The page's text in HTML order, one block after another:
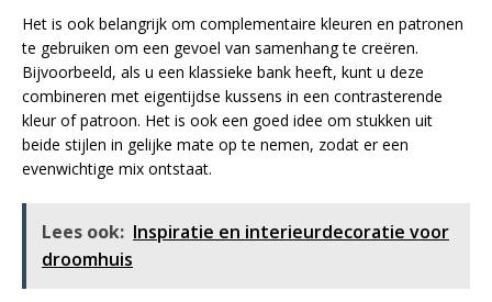
Het is ook belangrijk om complementaire kleuren en patronen
te gebruiken om een gevoel van samenhang te creëren.
Bijvoorbeeld, als u een klassieke bank heeft, kunt u deze
combineren met eigentijdse kussens in een contrasterende
kleur of patroon. Het is ook een goed idee om stukken uit
beide stijlen in gelijke mate op te nemen, zodat er een
evenwichtige mix ontstaat.
Lees ook: Inspiratie en interieurdecoratie voor
droomhuis